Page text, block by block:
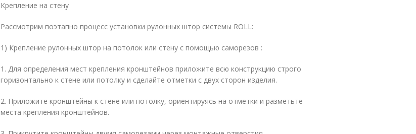
Крепление на стену
Рассмотрим поэтапно процесс установки рулонных штор системы ROLL:
1) Крепление рулонных штор на потолок или стену с помощью саморезов :
1. Для определения мест крепления кронштейнов приложите всю конструкцию строго
горизонтально к стене или потолку и сделайте отметки с двух сторон изделия.
2. Приложите кронштейны к стене или потолку, ориентируясь на отметки и разметьте
места крепления кронштейнов.